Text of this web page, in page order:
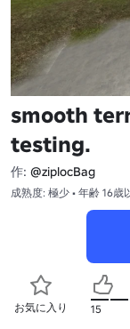
smooth
testing.
作: @ziplocBag
成熟度: 極少 • 年齢 16歳
お気に入り 15